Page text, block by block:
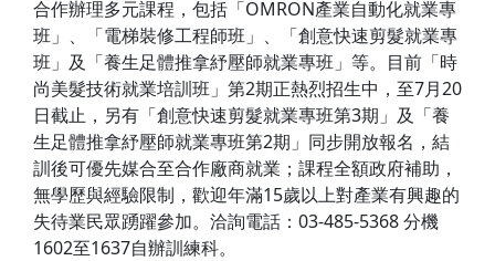
合作辦理多元課程，包括「OMRON產業自動化就業專
班」、「電梯裝修工程師班」、「創意快速剪髮就業專
班」及「養生足體推拿紓壓師就業專班」等。目前「時
尚美髮技術就業培訓班」第2期正熱烈招生中，至7月20
日截止，另有「創意快速剪髮就業專班第3期」及「養
生足體推拿紓壓師就業專班第2期」同步開放報名，結
訓後可優先媒合至合作廠商就業；課程全額政府補助，
無學歷與經驗限制，歡迎年滿15歲以上對產業有興趣的
失待業民眾踴躍參加。洽詢電話：03-485-5368 分機
1602至1637自辦訓練科。